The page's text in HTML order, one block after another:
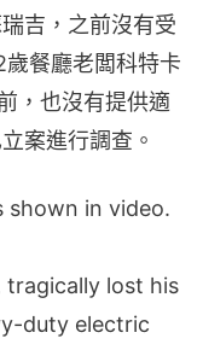
吉，之前沒有受
餐廳老闆科特卡
，也沒有提供適
案進行調查。
shown in video.
tragically lost his
duty electric